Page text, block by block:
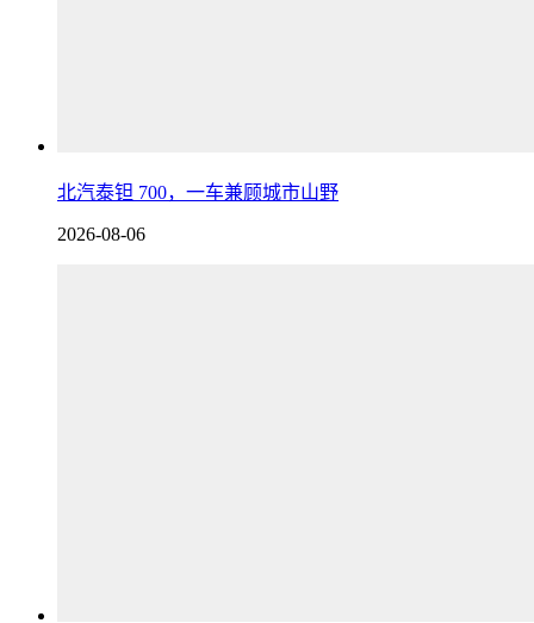
北汽泰钽 700，一车兼顾城市山野
2026-08-06